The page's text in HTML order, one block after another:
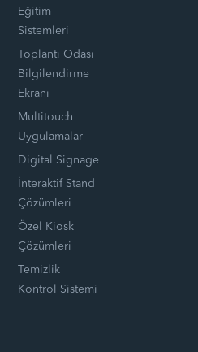
Eğitim
Sistemleri
Toplantı Odası
Bilgilendirme
Ekranı
Multitouch
Uygulamalar
Digital Signage
İnteraktif Stand
Çözümleri
Özel Kiosk
Çözümleri
Temizlik
Kontrol Sistemi